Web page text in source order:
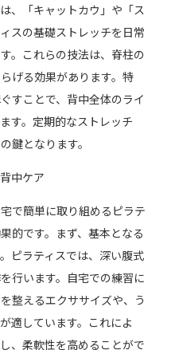
、「キャットカウ」や「ス
スの基礎ストレッチを日常
。これらの技法は、脊柱の
げる効果があります。特
すことで、背中全体のライ
す。定期的なストレッチ
鍵となります。
中ケア
で簡単に取り組めるピラテ
的です。まず、基本となる
ピラティスでは、深い腹式
行います。自宅での練習に
整えるエクササイズや、う
適しています。これによ
、柔軟性を高めることがで